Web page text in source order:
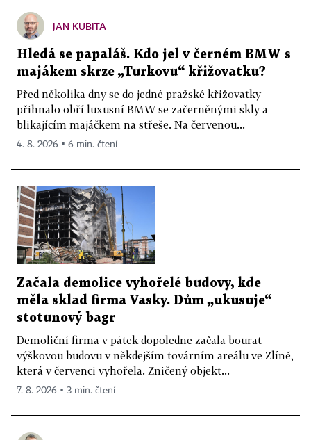
JAN KUBITA
Hledá se papaláš. Kdo jel v černém BMW s
majákem skrze „Turkovu“ křižovatku?
Před několika dny se do jedné pražské křižovatky
přihnalo obří luxusní BMW se začerněnými skly a
blikajícím majáčkem na střeše. Na červenou...
4. 8. 2026 ▪ 6 min. čtení
Začala demolice vyhořelé budovy, kde
měla sklad firma Vasky. Dům „ukusuje“
stotunový bagr
Demoliční firma v pátek dopoledne začala bourat
výškovou budovu v někdejším továrním areálu ve Zlíně,
která v červenci vyhořela. Zničený objekt...
7. 8. 2026 ▪ 3 min. čtení